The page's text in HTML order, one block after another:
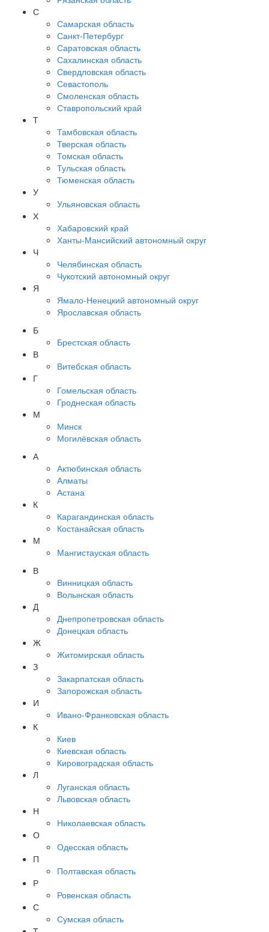
С
Самарская область
Санкт-Петербург
Саратовская область
Сахалинская область
Свердловская область
Севастополь
Смоленская область
Ставропольский край
Т
Тамбовская область
Тверская область
Томская область
Тульская область
Тюменская область
У
Ульяновская область
Х
Хабаровский край
Ханты-Мансийский автономный округ
Ч
Челябинская область
Чукотский автономный округ
Я
Ямало-Ненецкий автономный округ
Ярославская область
Б
Брестская область
В
Витебская область
Г
Гомельская область
Гроднеская область
М
Минск
Могилёвская область
А
Актюбинская область
Алматы
Астана
К
Карагандинская область
Костанайская область
М
Мангистауская область
В
Винницкая область
Волынская область
Д
Днепропетровская область
Донецкая область
Ж
Житомирская область
З
Закарпатская область
Запорожская область
И
Ивано-Франковская область
К
Киев
Киевская область
Кировоградская область
Л
Луганская область
Львовская область
Н
Николаевская область
О
Одесская область
П
Полтавская область
Р
Ровенская область
С
Сумская область